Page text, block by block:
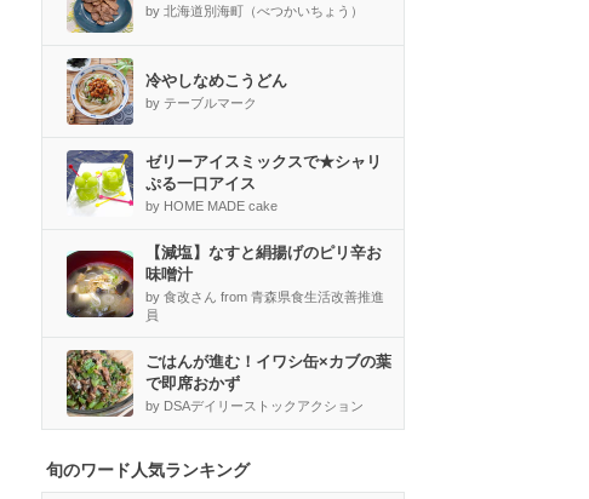
by 北海道別海町（べつかいちょう）
冷やしなめこうどん
by テーブルマーク
ゼリーアイスミックスで★シャリ
ぷる一口アイス
by HOME MADE cake
【減塩】なすと絹揚げのピリ辛お
味噌汁
by 食改さん from 青森県食生活改善推進
員
ごはんが進む！イワシ缶×カブの葉
で即席おかず
by DSAデイリーストックアクション
旬のワード人気ランキング